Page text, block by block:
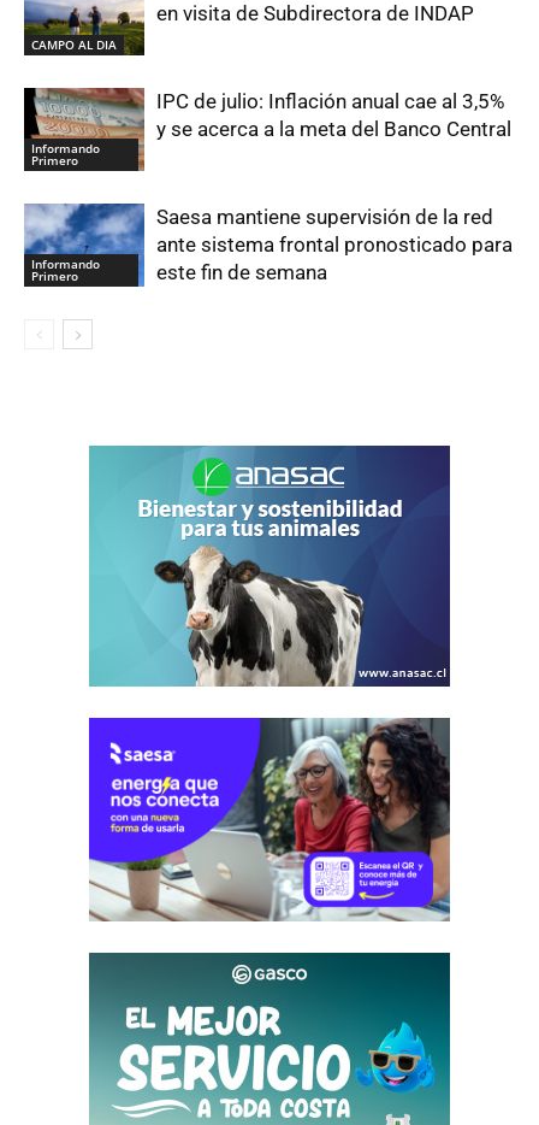
CAMPO AL DIA
en visita de Subdirectora de INDAP
Informando
Primero
IPC de julio: Inflación anual cae al 3,5%
y se acerca a la meta del Banco Central
Informando
Primero
Saesa mantiene supervisión de la red
ante sistema frontal pronosticado para
este fin de semana